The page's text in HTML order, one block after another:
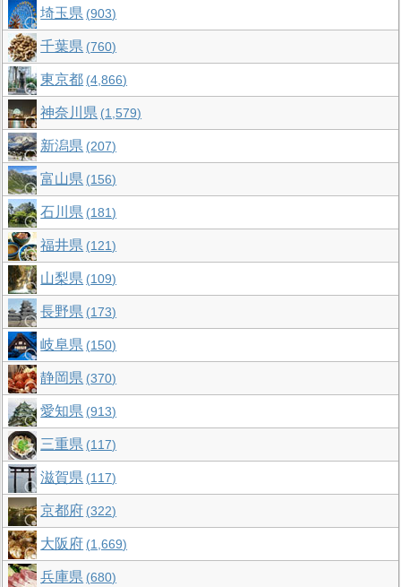
埼玉県 903
千葉県 760
東京都 4,866
神奈川県 1,579
新潟県 207
富山県 156
石川県 181
福井県 121
山梨県 109
長野県 173
岐阜県 150
静岡県 370
愛知県 913
三重県 117
滋賀県 117
京都府 322
大阪府 1,669
兵庫県 680